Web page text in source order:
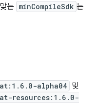
는 minCompileSdk 는
alpha04 및
resources:1.6.0-